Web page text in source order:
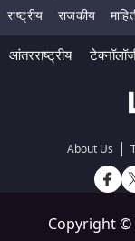
राष्ट्रीय राजकीय
आंतरराष्ट्रीय
About Us |
Copyright ©